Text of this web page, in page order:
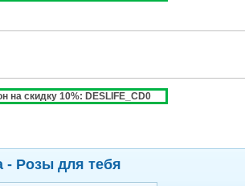
на скидку 10%: DESLIFE_CD0
Розы для тебя